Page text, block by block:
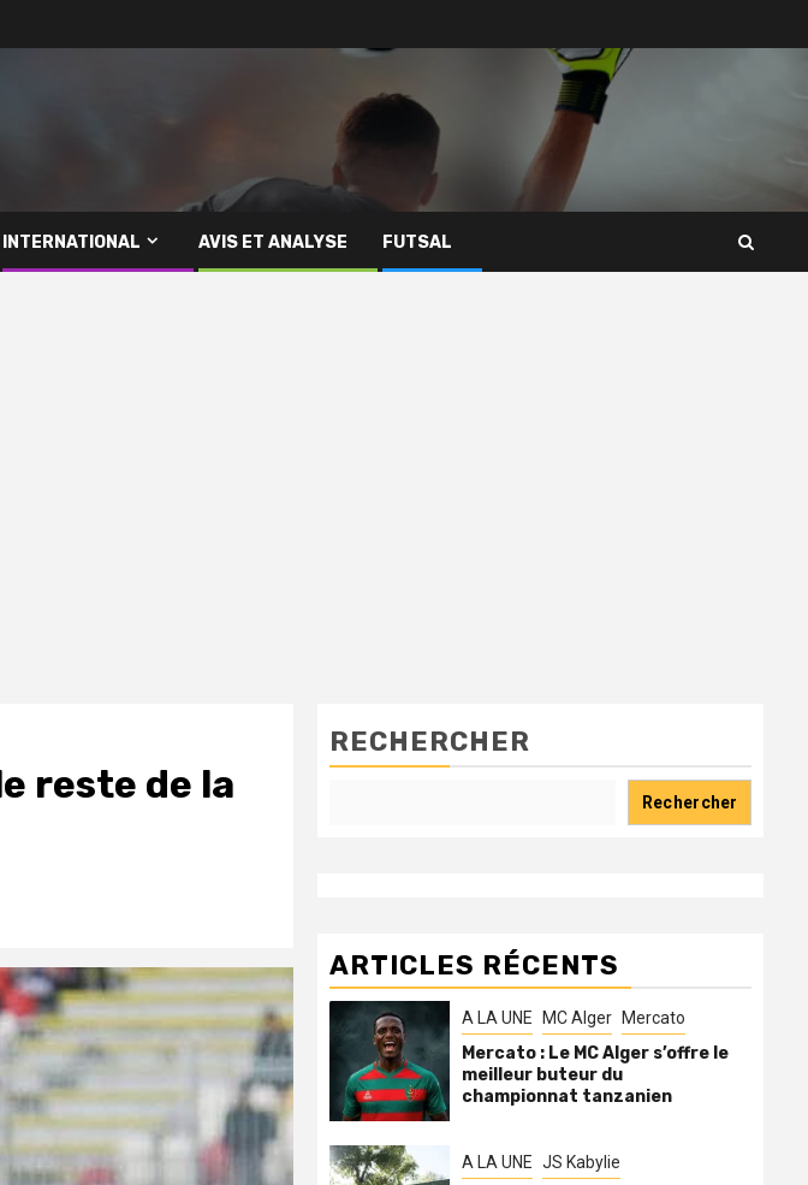
INTERNATIONAL AVIS ET ANALYSE FUTSAL
reste de la
RECHERCHER
Rechercher
ARTICLES RÉCENTS
A LA UNE MC Alger Mercato
Mercato : Le MC Alger s’offre le
meilleur buteur du
championnat tanzanien
A LA UNE JS Kabylie